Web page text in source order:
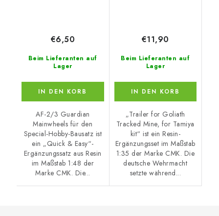
Beim Lieferanten auf
Lager
€6,50
IN DEN KORB
AF-2/3 Guardian
Mainwheels für den
Special-Hobby-Bausatz ist
ein „Quick & Easy“-
Ergänzungssatz aus Resin
im Maßstab 1:48 der
Marke CMK. Die...
Beim Lieferanten auf
Lager
€11,90
IN DEN KORB
„Trailer for Goliath
Tracked Mine, for Tamiya
kit“ ist ein Resin-
Ergänzungsset im Maßstab
1:35 der Marke CMK. Die
deutsche Wehrmacht
setzte während...